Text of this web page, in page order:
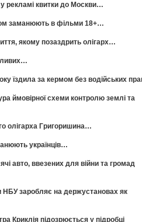
рекламі квитки до Москви…
заманюють в фільми 18+…
якому позаздрить олігарх…
їздила за кермом без водійських
ймовірної схеми контролю землі та
олігарха Григоришина…
українців…
авто, ввезених для війни та громад
НБУ заробляє на держустановах як
Криклія підозрюється у підробці